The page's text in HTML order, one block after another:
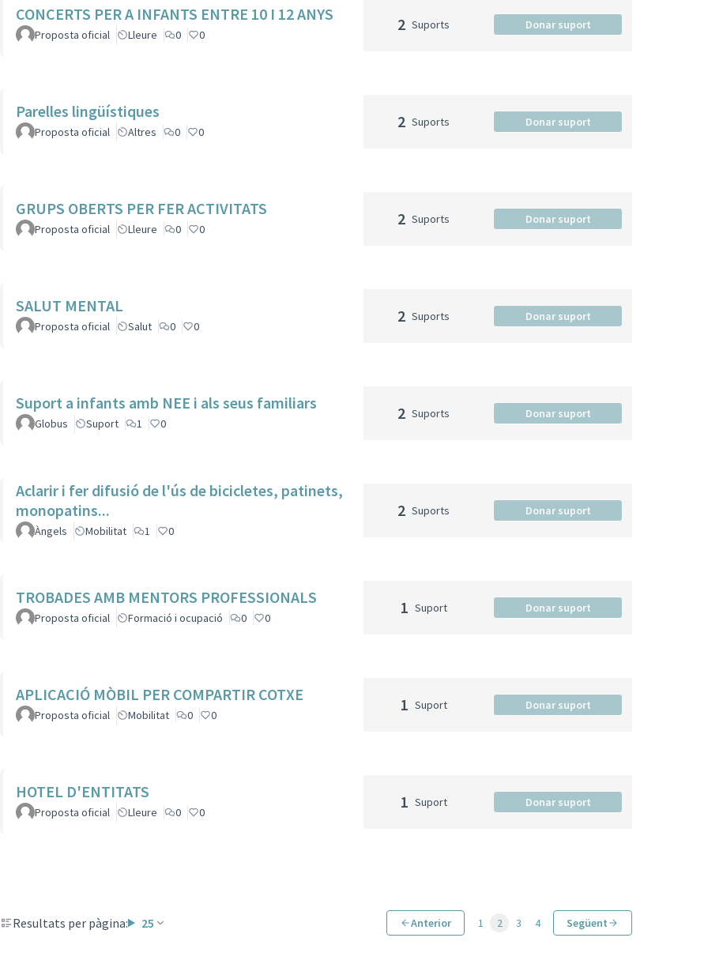
CONCERTS PER A INFANTS ENTRE 10 I 12 ANYS
Proposta oficial Lleure 0 0
2 Suports Donar suport
Parelles lingüístiques
Proposta oficial Altres 0 0
2 Suports Donar suport
GRUPS OBERTS PER FER ACTIVITATS
Proposta oficial Lleure 0 0
2 Suports Donar suport
SALUT MENTAL
Proposta oficial Salut 0 0
2 Suports Donar suport
Suport a infants amb NEE i als seus familiars
Globus Suport 1 0
2 Suports Donar suport
Aclarir i fer difusió de l'ús de bicicletes, patinets,
monopatins...
Àngels Mobilitat 1 0
2 Suports Donar suport
TROBADES AMB MENTORS PROFESSIONALS
Proposta oficial Formació i ocupació 0 0
1 Suport Donar suport
APLICACIÓ MÒBIL PER COMPARTIR COTXE
Proposta oficial Mobilitat 0 0
1 Suport Donar suport
HOTEL D'ENTITATS
Proposta oficial Lleure 0 0
1 Suport Donar suport
Resultats per pàgina: 25 Anterior 1 2 3 4 Següent